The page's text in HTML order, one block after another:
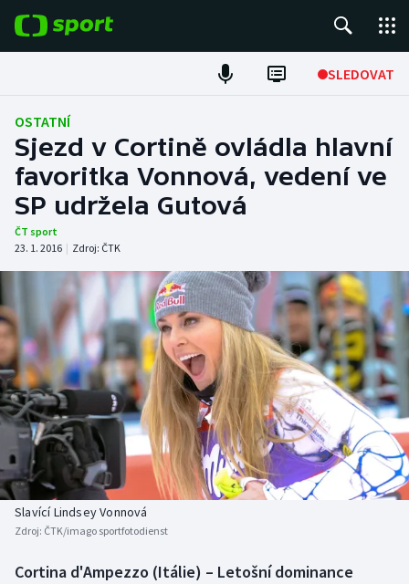
SLEDOVAT
Fotbal
Hokej
Tenis
Atletika
Cyklistika
DALŠÍ SPORTY
Americký fotbal
Baseball a softbal
Basketbal
Biatlon
NEPŘEHLÉDNĚTE
Soutěže
Historické návraty
Aplikace ČT sport
OSTATNÍ
Sjezd v Cortině ovládla hlavní
favoritka Vonnová, vedení ve
SP udržela Gutová
ČT sport
23. 1. 2016 | Zdroj: ČTK
Slavící Lindsey Vonnová
Zdroj: ČTK/imago sportfotodienst
Cortina d'Ampezzo (Itálie) – Letošní dominance